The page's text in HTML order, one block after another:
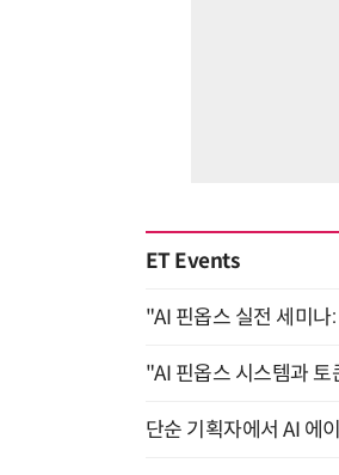
ET Events
"AI 핀옵스 실전 세미나
"AI 핀옵스 시스템과
단순 기획자에서 AI 에